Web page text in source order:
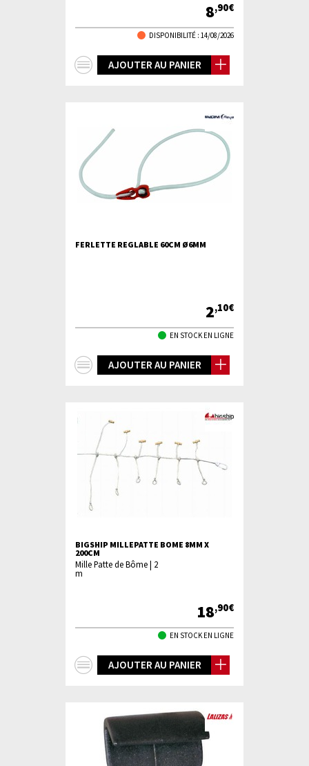
8,90€
DISPONIBILITÉ : 14/08/2026
AJOUTER AU PANIER
FERLETTE REGLABLE 60CM Ø6MM
2,10€
EN STOCK EN LIGNE
AJOUTER AU PANIER
BIGSHIP MILLEPATTE BOME 8MM X
200CM
Mille Patte de Bôme | 2
m
18,90€
EN STOCK EN LIGNE
AJOUTER AU PANIER